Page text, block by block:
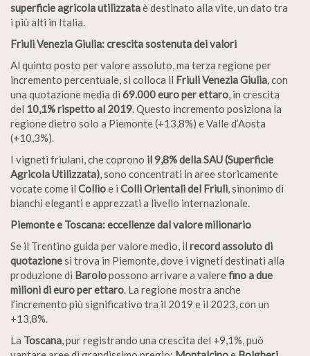
superficie agricola utilizzataè destinato alla vite, un dato tra
i più alti in Italia.
Friuli Venezia Giulia: crescita sostenuta dei valori
Al quinto posto per valore assoluto, ma terza regione per
incremento percentuale, si colloca il Friuli Venezia Giulia, con
una quotazione media di 69.000 euro per ettaro, in crescita
del 10,1% rispetto al 2019. Questo incremento posiziona la
regione dietro solo a Piemonte (+13,8%) e Valle d’Aosta
(+10,3%).
I vigneti friulani, che coprono il 9,8% della SAU (Superficie
Agricola Utilizzata), sono concentrati in aree storicamente
vocate come il Collioe i Colli Orientali del Friuli, sinonimo di
bianchi eleganti e apprezzati a livello internazionale.
Piemonte e Toscana: eccellenze dal valore milionario
Se il Trentino guida per valore medio, il record assoluto di
quotazionesi trova in Piemonte, dove i vigneti destinati alla
produzione di Barolopossono arrivare a valerefino a due
milioni di euro per ettaro. La regione mostra anche
l’incremento più significativo tra il 2019 e il 2023, con un
+13,8%.
La Toscana, pur registrando una crescita del +9,1%, può